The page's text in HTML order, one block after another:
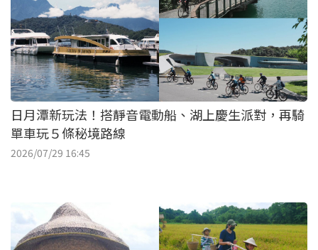
日月潭新玩法！搭靜音電動船、湖上慶生派對，再騎
單車玩５條秘境路線
2026/07/29 16:45